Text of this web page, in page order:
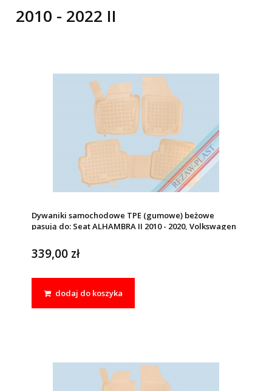
2010 - 2022 II
Dywaniki samochodowe TPE (gumowe) beżowe
pasują do: Seat ALHAMBRA II 2010 - 2020, Volkswagen
339,00 zł
dodaj do koszyka